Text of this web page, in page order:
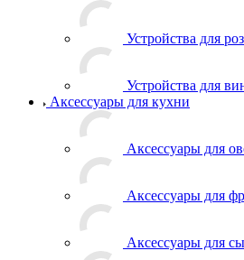
Устройства для
Устройства для
Аксессуары для кухни
Аксессуары для
Аксессуары для
Аксессуары для